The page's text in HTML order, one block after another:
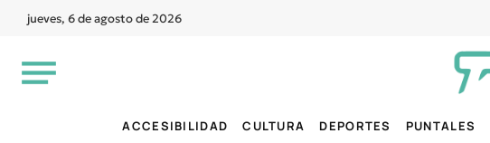
jueves, 6 de agosto de 2026
ACCESIBILIDAD CULTURA DEPORTES PUNTALES